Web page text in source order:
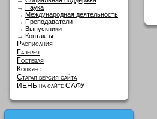
→ Наука
→ Международная деятельность
→ Преподаватели
→ Выпускники
→ Контакты
Расписания
Галерея
Гостевая
Конкурс
Старая версия сайта
ИЕНБ на сайте САФУ